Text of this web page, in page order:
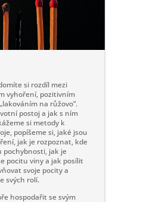
si rozdíl mezi
vyhoření, pozitivním
na růžovo“.
postoj a jak s ním
si metody k
popíšeme si, jaké jsou
jak je rozpoznat, kde
pochybnosti, jak je
pocitu viny a jak posílit
svoje pocity a
svých rolí.
hospodařit se svým